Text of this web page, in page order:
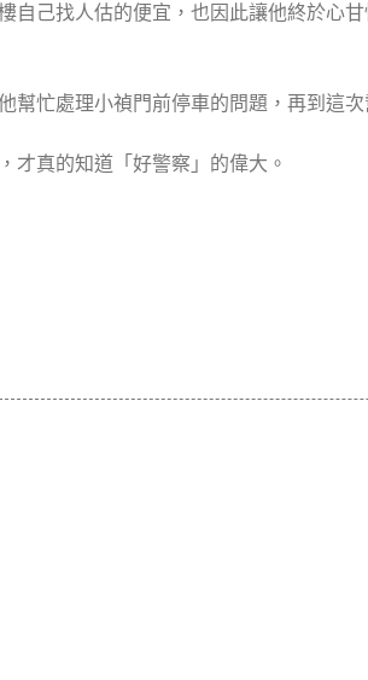
己找人估的便宜，也因此讓他終於心
忙處理小禎門前停車的問題，再到這次
才真的知道「好警察」的偉大。